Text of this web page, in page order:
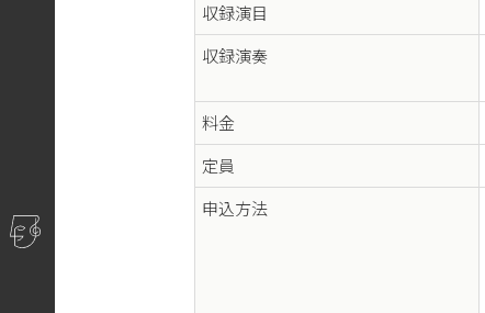
収録演目
収録演奏
料金
定員
申込方法